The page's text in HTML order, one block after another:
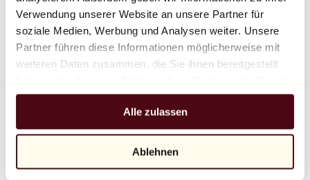
Verwendung unserer Website an unsere Partner für
soziale Medien, Werbung und Analysen weiter. Unsere
Partner führen diese Informationen möglicherweise mit
weiteren Daten zusammen, die Sie ihnen bereitgestellt
gesammelt haben.
Alle zulassen
Ablehnen
Balloon Dog (Orange)
Jeff Koons
10.000 €
Entdecken
Alle Bildhauer
Alle Fotografen